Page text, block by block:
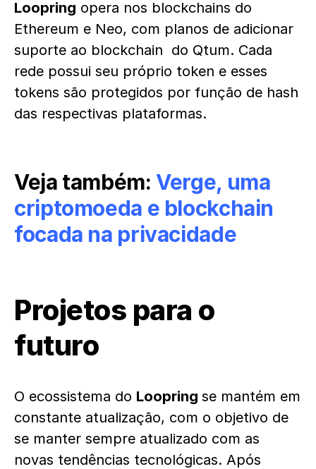
Loopring opera nos blockchains do
Ethereum e Neo, com planos de adicionar
suporte ao blockchain do Qtum. Cada
rede possui seu próprio token e esses
tokens são protegidos por função de hash
das respectivas plataformas.
Veja também:Verge, uma
criptomoeda e blockchain
focada na privacidade
Projetos para o
futuro
O ecossistema do Loopring se mantém em
constante atualização, com o objetivo de
se manter sempre atualizado com as
novas tendências tecnológicas. Após